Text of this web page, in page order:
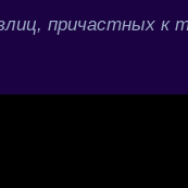
причастных к